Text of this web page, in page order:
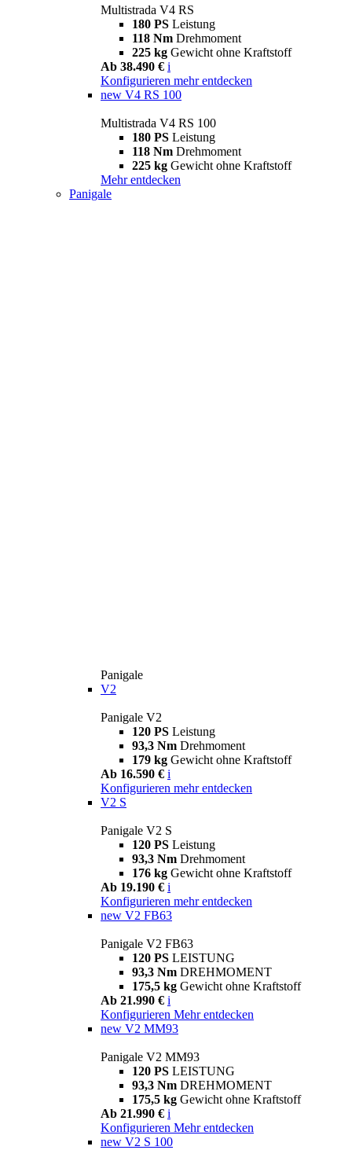
Multistrada V4 RS
180 PS Leistung
118 Nm Drehmoment
225 kg Gewicht ohne Kraftstoff
Ab 38.490 € i
Konfigurieren mehr entdecken
new V4 RS 100
Multistrada V4 RS 100
180 PS Leistung
118 Nm Drehmoment
225 kg Gewicht ohne Kraftstoff
Mehr entdecken
Panigale
Panigale
V2
Panigale V2
120 PS Leistung
93,3 Nm Drehmoment
179 kg Gewicht ohne Kraftstoff
Ab 16.590 € i
Konfigurieren mehr entdecken
V2 S
Panigale V2 S
120 PS Leistung
93,3 Nm Drehmoment
176 kg Gewicht ohne Kraftstoff
Ab 19.190 € i
Konfigurieren mehr entdecken
new V2 FB63
Panigale V2 FB63
120 PS LEISTUNG
93,3 Nm DREHMOMENT
175,5 kg Gewicht ohne Kraftstoff
Ab 21.990 € i
Konfigurieren Mehr entdecken
new V2 MM93
Panigale V2 MM93
120 PS LEISTUNG
93,3 Nm DREHMOMENT
175,5 kg Gewicht ohne Kraftstoff
Ab 21.990 € i
Konfigurieren Mehr entdecken
new V2 S 100